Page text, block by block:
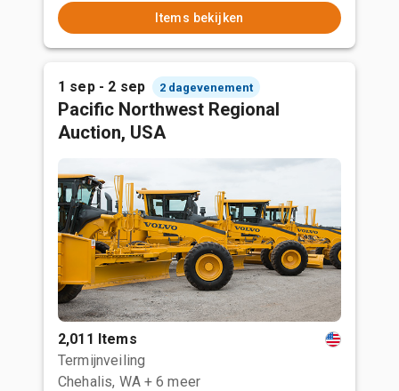
Items bekijken
1 sep - 2 sep 2 dagevenement
Pacific Northwest Regional
Auction, USA
2,011 Items
Termijnveiling
Chehalis, WA + 6 meer